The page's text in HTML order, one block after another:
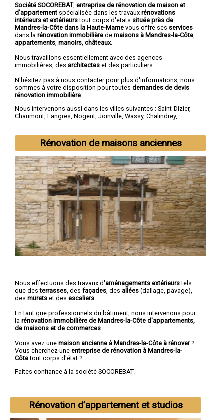
Société SOCOREBAT, entreprise de rénovation de maison et
d'appartement spécialisée dans les travaux rénovations
intérieurs et extérieurstout corps d'etats située près de
Mandres-la-Côte dans la Haute-Marne vous offre ses services
dans la rénovation immobilière de maisons à Mandres-la-Côte
appartements manoirs châteaux.
Nous travaillons essentiellement avec des agences
immobilières, des architectes et des particuliers.
N'hésitez pas à nous contacter pour plus d'informations, nous
sommes à votre disposition pour toutes demandes de devis
rénovation immobilière
Nous intervenons aussi dans les villes suivantes : Saint-Dizier,
Chaumont, Langres, Nogent, Joinville, Wassy, Chalindrey,
Rénovation de maisons anciennes
Nous effectuons des travaux d'aménagements extérieurstels
que desterrasses , des façades , des allées (dallage, pavage),
des murets et des escaliers
En tant que professionnels du bâtiment, nous intervenons pour
la rénovation immobilière de Mandres-la-Côte d'appartements,
de maisons et de commerces
Vous avez une maison ancienne à Mandres-la-Côte à rénover?
Vous cherchez une entreprise de rénovation à Mandres-la-
Côtetout corps d'état ?
Faites confiance à la société SOCOREBAT.
Rénovation d’appartement et studios